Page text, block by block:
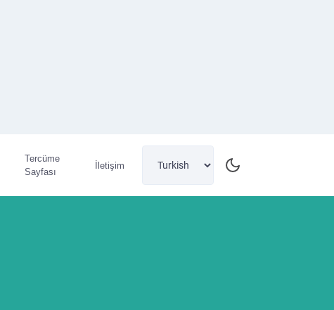
Tercüme
Sayfası
İletişim